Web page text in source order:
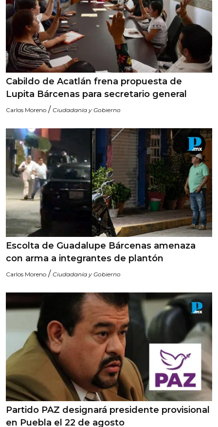
Cabildo de Acatlán frena propuesta de
Lupita Bárcenas para secretario general
Carlos Moreno / Ciudadanía y Gobierno
Escolta de Guadalupe Bárcenas amenaza
con arma a integrantes de plantón
Carlos Moreno / Ciudadanía y Gobierno
Partido PAZ designará presidente provisional
en Puebla el 22 de agosto